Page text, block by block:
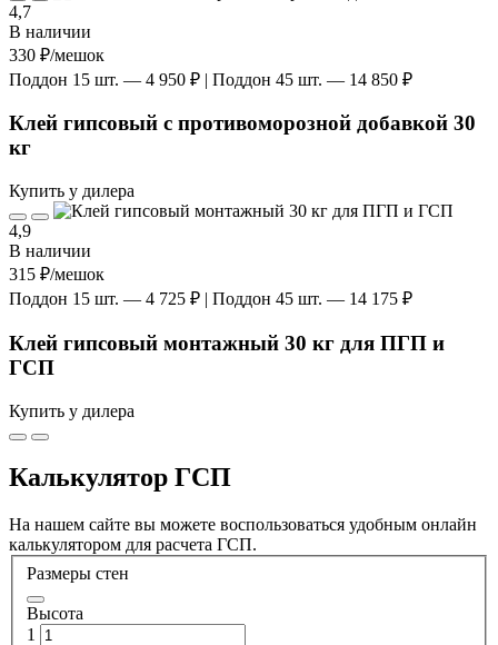
4,7
В наличии
330 ₽/мешок
Поддон 15 шт. — 4 950 ₽ | Поддон 45 шт. — 14 850 ₽
Клей гипсовый с противоморозной добавкой 30
кг
Купить у дилера
4,9
В наличии
315 ₽/мешок
Поддон 15 шт. — 4 725 ₽ | Поддон 45 шт. — 14 175 ₽
Клей гипсовый монтажный 30 кг для ПГП и
ГСП
Купить у дилера
Калькулятор ГСП
На нашем сайте вы можете воспользоваться удобным онлайн
калькулятором для расчета ГСП.
Размеры стен
Высота
1